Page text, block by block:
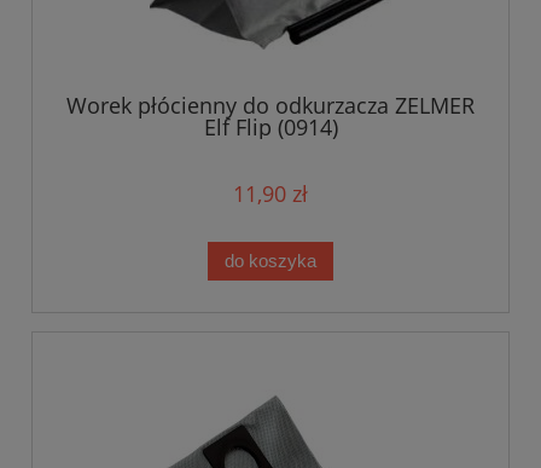
Worek płócienny do odkurzacza ZELMER
Elf Flip (0914)
11,90 zł
do koszyka